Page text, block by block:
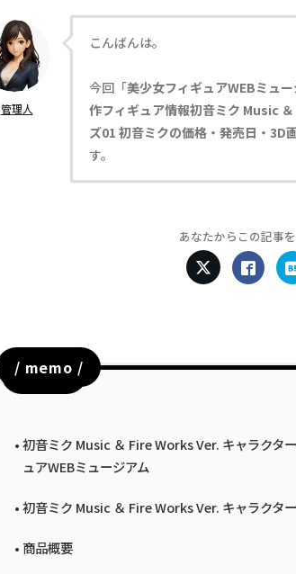
管理人
こんばんは。
今回「美少女フィギュアWEBミュー
作フィギュア情報初音ミク Music
ズ01 初音ミクの価格・発売日・3D
す。
あなたからこの記事
目次
初音ミク Music ＆ Fire Works Ver. キャラクタ
ュアWEBミュージアム
初音ミク Music ＆ Fire Works Ver. キャラクタ
商品概要
/ memo /